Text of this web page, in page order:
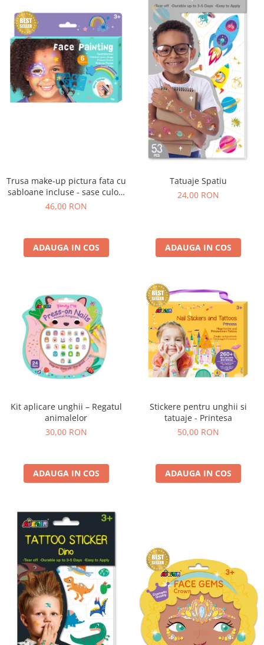
Trusa make-up pictura fata cu
sabloane incluse - sase culori
non-alergice - curcubeu si
46,00 RON
ADAUGA IN COS
Tatuaje Spatiu
24,00 RON
ADAUGA IN COS
Kit aplicare unghii – Regatul
animalelor
30,00 RON
ADAUGA IN COS
Stickere pentru unghii si
tatuaje - Printesa
50,00 RON
ADAUGA IN COS